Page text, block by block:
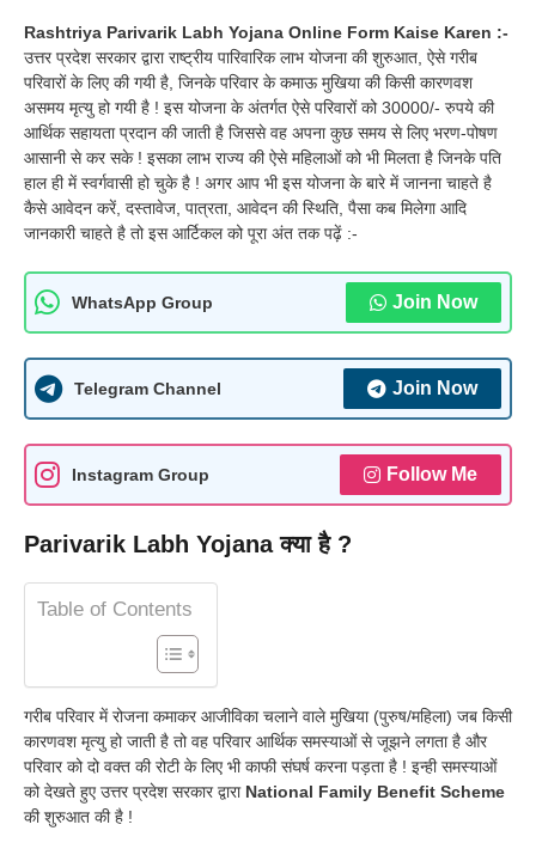
Rashtriya Parivarik Labh Yojana Online Form Kaise Karen :-
उत्तर प्रदेश सरकार द्वारा राष्ट्रीय पारिवारिक लाभ योजना की शुरुआत, ऐसे गरीब
परिवारों के लिए की गयी है, जिनके परिवार के कमाऊ मुखिया की किसी कारणवश
असमय मृत्यु हो गयी है ! इस योजना के अंतर्गत ऐसे परिवारों को 30000/- रुपये की
आर्थिक सहायता प्रदान की जाती है जिससे वह अपना कुछ समय से लिए भरण-पोषण
आसानी से कर सके ! इसका लाभ राज्य की ऐसे महिलाओं को भी मिलता है जिनके पति
हाल ही में स्वर्गवासी हो चुके है ! अगर आप भी इस योजना के बारे में जानना चाहते है
कैसे आवेदन करें, दस्तावेज, पात्रता, आवेदन की स्थिति, पैसा कब मिलेगा आदि
जानकारी चाहते है तो इस आर्टिकल को पूरा अंत तक पढ़ें :-
WhatsApp Group Join Now
Telegram Channel Join Now
Instagram Group Follow Me
Parivarik Labh Yojana क्या है ?
Table of Contents
गरीब परिवार में रोजना कमाकर आजीविका चलाने वाले मुखिया (पुरुष/महिला) जब किसी
कारणवश मृत्यु हो जाती है तो वह परिवार आर्थिक समस्याओं से जूझने लगता है और
परिवार को दो वक्त की रोटी के लिए भी काफी संघर्ष करना पड़ता है ! इन्ही समस्याओं
को देखते हुए उत्तर प्रदेश सरकार द्वारा National Family Benefit Scheme
की शुरुआत की है !